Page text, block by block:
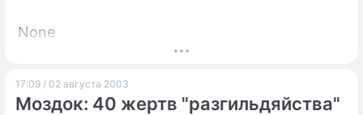
None
17:09 / 02 августа 2003
Моздок: 40 жертв "разгильдяйства"